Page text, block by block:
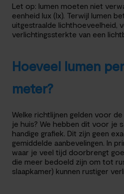
Let op: lumen moeten niet
eenheid lux (lx). Terwijl lumen
uitgestraalde lichthoeveelheid,
verlichtingssterkte van een
Hoeveel lumen
meter?
Welke richtlijnen gelden voor
je huis? We hebben dit voor je
handige grafiek. Dit zijn geen
gemiddelde aanbevelingen. In
waar je veel tijd doorbrengt
die meer bedoeld zijn om tot
slaapkamer) kunnen rustiger